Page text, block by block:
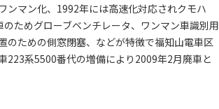
マン化、1992年には高速化対応されクモハ
ためグローブベンチレータ、ワンマン車識別用
のための側窓閉塞、などが特徴で福知山電車区
223系5500番代の増備により2009年2月廃車と